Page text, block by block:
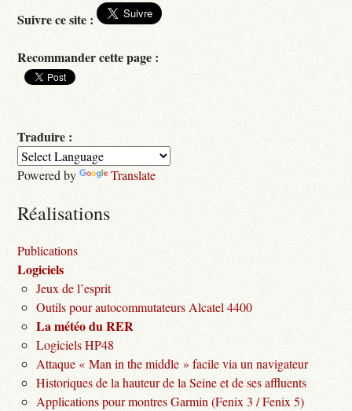
Suivre ce site :
Recommander cette page :
Traduire :
Powered by Translate
Réalisations
Publications
Logiciels
Jeux de l’esprit
Outils pour autocommutateurs Alcatel 4400
La météo du RER
Logiciels HP48
Attaque « Man in the middle » facile via un navigateur
Historiques de la hauteur de la Seine et de ses affluents
Applications pour montres Garmin (Fenix 3 / Fenix 5)